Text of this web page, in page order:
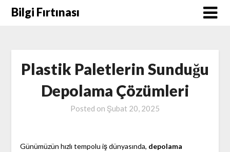
SkipBilgi Fırtınası
Plastik Paletlerin Sunduğu
Depolama Çözümleri
Posted on Şubat 20, 2025
Günümüzün hızlı tempolu iş dünyasında, depolama